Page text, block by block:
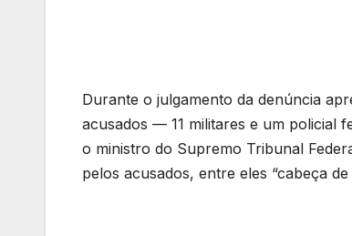
Durante o julgamento da denúncia
acusados — 11 militares e um policial
o ministro do Supremo Tribunal
pelos acusados, entre eles “cabeça de